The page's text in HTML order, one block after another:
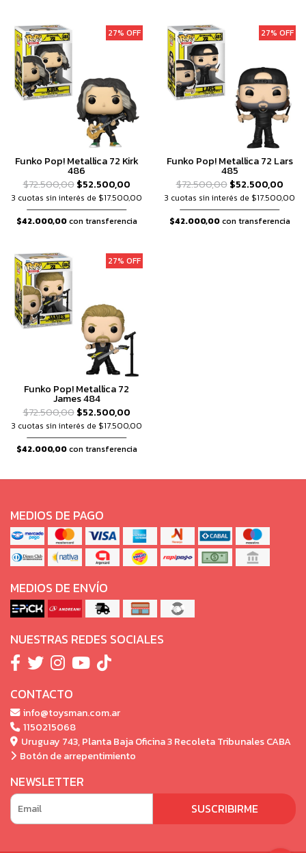
27% OFF
Funko Pop! Metallica 72 Kirk
486
$72.500,00$52.500,00
3 cuotas sin interés de $17.500,00
$42.000,00con transferencia
27% OFF
Funko Pop! Metallica 72 Lars
485
$72.500,00$52.500,00
3 cuotas sin interés de $17.500,00
$42.000,00con transferencia
27% OFF
Funko Pop! Metallica 72
James 484
$72.500,00$52.500,00
3 cuotas sin interés de $17.500,00
$42.000,00con transferencia
MEDIOS DE PAGO
MEDIOS DE ENVÍO
NUESTRAS REDES SOCIALES
CONTACTO
info@toysman.com.ar
1150215068
Uruguay 743, Planta Baja Oficina 3 Recoleta Tribunales CABA
Botón de arrepentimiento
NEWSLETTER
SUSCRIBIRME